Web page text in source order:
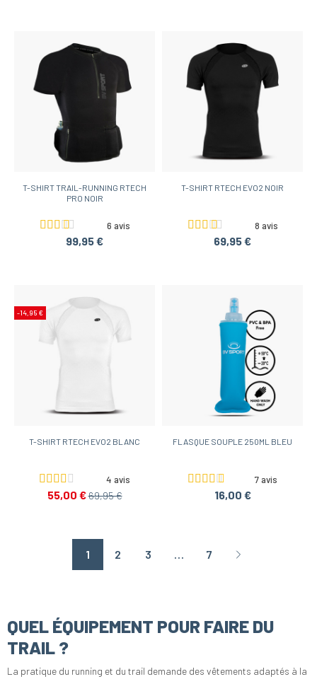
T-SHIRT TRAIL-RUNNING RTECH
PRO NOIR
6 avis
99,95 €
T-SHIRT RTECH EVO2 NOIR
8 avis
69,95 €
-14,95 €
T-SHIRT RTECH EVO2 BLANC
4 avis
55,00 €69,95 €
FLASQUE SOUPLE 250ML BLEU
7 avis
16,00 €
1 2 3 … 7 Page suivante
QUEL ÉQUIPEMENT POUR FAIRE DU
TRAIL ?
La pratique du running et du trail demande des vêtements adaptés à la